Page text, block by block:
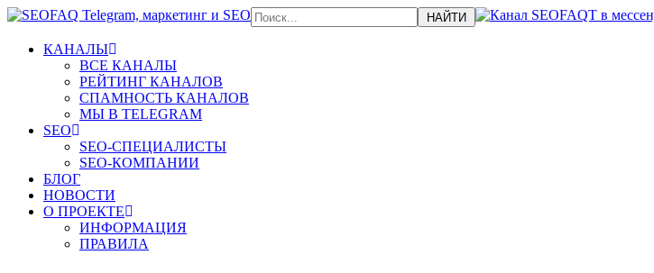
КАНАЛЫ
ВСЕ КАНАЛЫ
РЕЙТИНГ КАНАЛОВ
СПАМНОСТЬ КАНАЛОВ
МЫ В TELEGRAM
SEO
SEO-СПЕЦИАЛИСТЫ
SEO-КОМПАНИИ
БЛОГ
НОВОСТИ
О ПРОЕКТЕ
ИНФОРМАЦИЯ
ПРАВИЛА